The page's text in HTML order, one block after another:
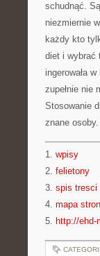
schudnąć.
niezmiernie
każdy kto
diet i wybrać
ingerowała
zupełnie nie
Stosowanie
znane osoby.
1. wpisy
2. felietony
3. spis tresci
4. mapa
5. http://ehd-